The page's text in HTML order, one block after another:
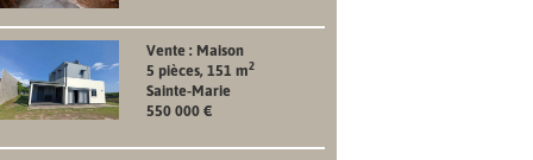
Vente : Maison
5 pièces, 151 m2
Sainte-Marie
550 000 €